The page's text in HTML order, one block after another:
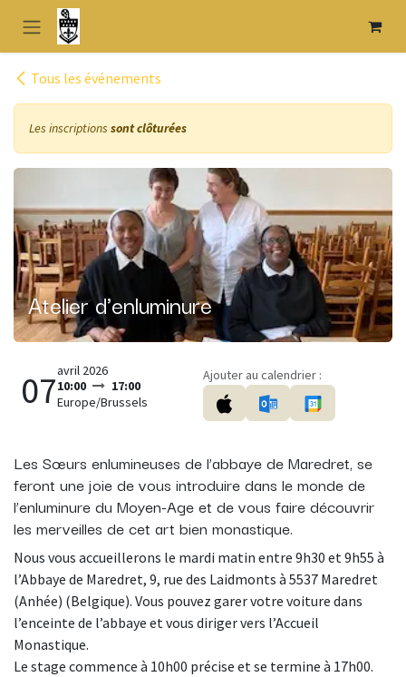
Se rendre au contenu
Tous les événements
Les inscriptions sont clôturées
Atelier d'enluminure
07avril 2026
10:00
17:00
Europe/Brussels
Ajouter au calendrier :
Les Sœurs enlumineuses de l’abbaye de Maredret, se
feront une joie de vous introduire dans le monde de
l’enluminure du Moyen-Age et de vous faire découvrir
les merveilles de cet art bien monastique.
Nous vous accueillerons le mardi matin entre 9h30 et 9h55 à
l’Abbaye de Maredret, 9, rue des Laidmonts à 5537 Maredret
(Anhée) (Belgique). Vous pouvez garer votre voiture dans
l’enceinte de l’abbaye et vous diriger vers l’Accueil
Monastique.
Le stage commence à 10h00 précise et se termine à 17h00.